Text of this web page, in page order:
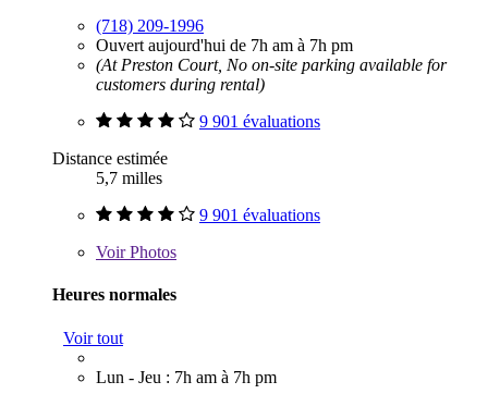
(718) 209-1996
Ouvert aujourd'hui de 7h am à 7h pm
(At Preston Court, No on-site parking available for
customers during rental)
9 901 évaluations
Distance estimée
5,7 milles
9 901 évaluations
VoirPhotos
Heures normales
Voir tout
Lun - Jeu : 7h am à 7h pm